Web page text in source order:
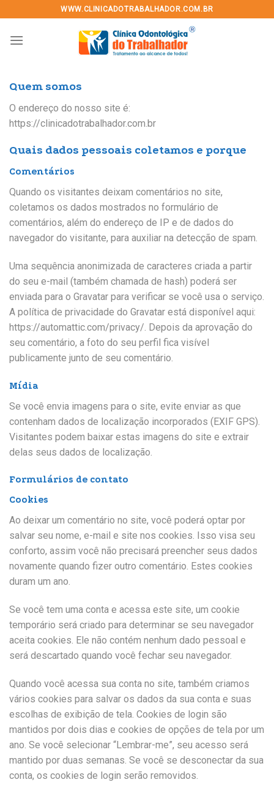
to
content
WWW.CLINICADOTRABALHADOR.COM.BR
Quem somos
O endereço do nosso site é:
https://clinicadotrabalhador.com.br
Quais dados pessoais coletamos e porque
Comentários
Quando os visitantes deixam comentários no site,
coletamos os dados mostrados no formulário de
comentários, além do endereço de IP e de dados do
navegador do visitante, para auxiliar na detecção de spam.
Uma sequência anonimizada de caracteres criada a partir
do seu e-mail (também chamada de hash) poderá ser
enviada para o Gravatar para verificar se você usa o serviço.
A política de privacidade do Gravatar está disponível aqui:
https://automattic.com/privacy/. Depois da aprovação do
seu comentário, a foto do seu perfil fica visível
publicamente junto de seu comentário.
Mídia
Se você envia imagens para o site, evite enviar as que
contenham dados de localização incorporados (EXIF GPS).
Visitantes podem baixar estas imagens do site e extrair
delas seus dados de localização.
Formulários de contato
Cookies
Ao deixar um comentário no site, você poderá optar por
salvar seu nome, e-mail e site nos cookies. Isso visa seu
conforto, assim você não precisará preencher seus dados
novamente quando fizer outro comentário. Estes cookies
duram um ano.
Se você tem uma conta e acessa este site, um cookie
temporário será criado para determinar se seu navegador
aceita cookies. Ele não contém nenhum dado pessoal e
será descartado quando você fechar seu navegador.
Quando você acessa sua conta no site, também criamos
vários cookies para salvar os dados da sua conta e suas
escolhas de exibição de tela. Cookies de login são
mantidos por dois dias e cookies de opções de tela por um
ano. Se você selecionar “Lembrar-me”, seu acesso será
mantido por duas semanas. Se você se desconectar da sua
conta, os cookies de login serão removidos.